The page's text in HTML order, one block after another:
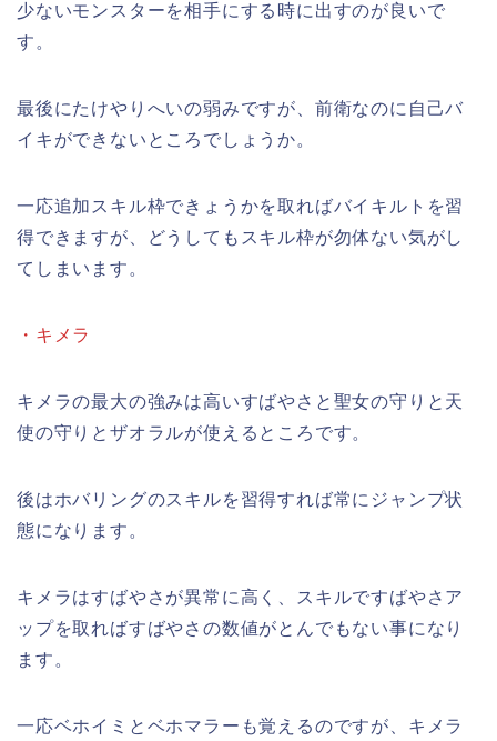
少ないモンスターを相手にする時に出すのが良いで
す。
最後にたけやりへいの弱みですが、前衛なのに自己バ
イキができないところでしょうか。
一応追加スキル枠できょうかを取ればバイキルトを習
得できますが、どうしてもスキル枠が勿体ない気がし
てしまいます。
・キメラ
キメラの最大の強みは高いすばやさと聖女の守りと天
使の守りとザオラルが使えるところです。
後はホバリングのスキルを習得すれば常にジャンプ状
態になります。
キメラはすばやさが異常に高く、スキルですばやさア
ップを取ればすばやさの数値がとんでもない事になり
ます。
一応ベホイミとベホマラーも覚えるのですが、キメラ